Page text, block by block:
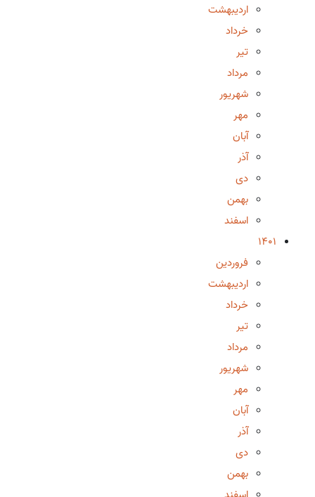
اردیبهشت
خرداد
تیر
مرداد
شهریور
مهر
آبان
آذر
دی
بهمن
اسفند
1401
فروردین
اردیبهشت
خرداد
تیر
مرداد
شهریور
مهر
آبان
آذر
دی
بهمن